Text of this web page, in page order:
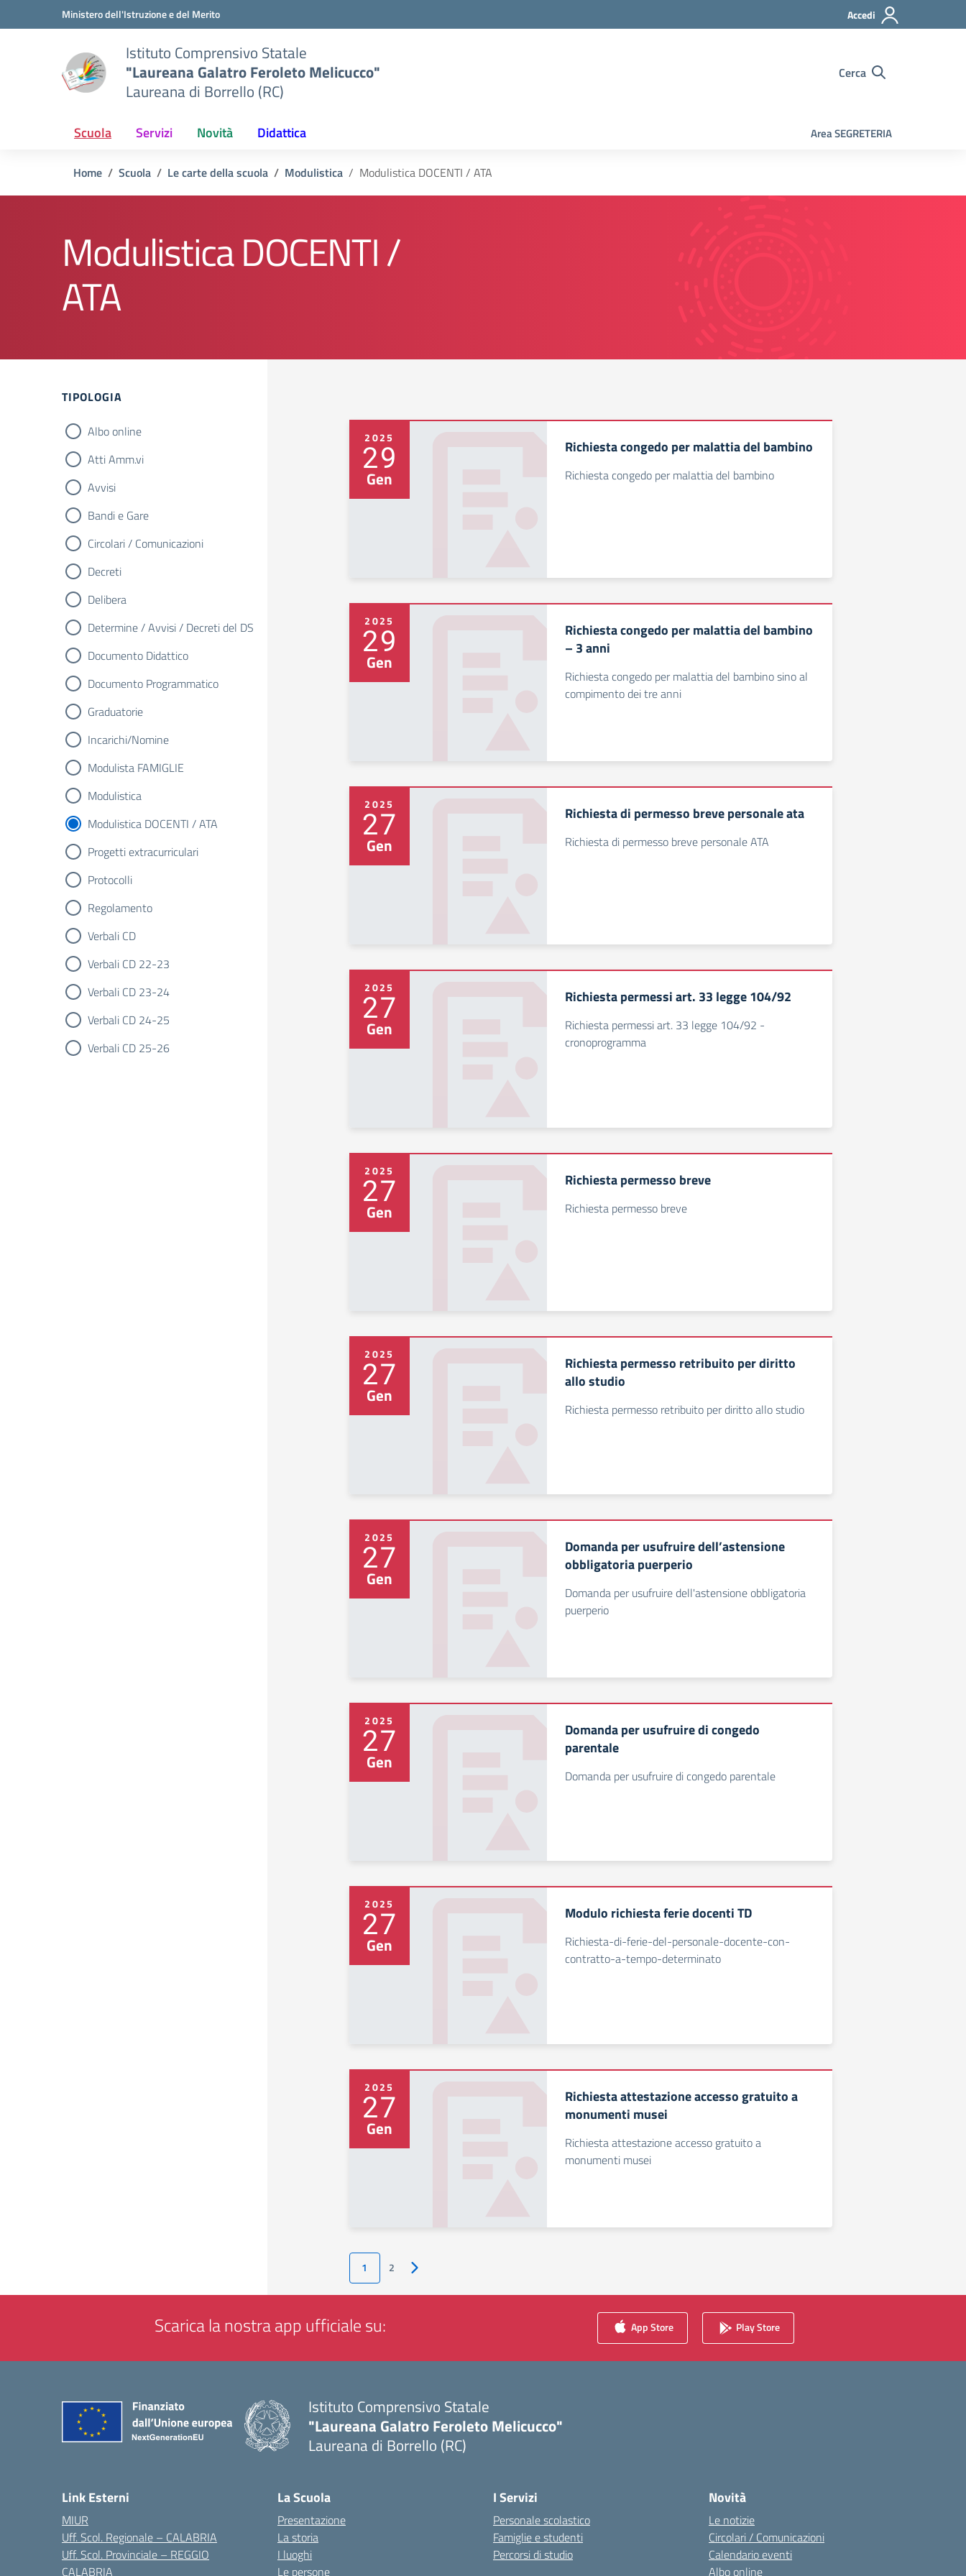
Vai ai contenuti
Vai al menu di navigazioneMinistero dell'Istruzione e del Merito Accedi
Istituto Comprensivo Statale
"Laureana Galatro Feroleto Melicucco"
Laureana di Borrello (RC)
Cerca
Scuola Servizi Novità Didattica Area SEGRETERIA
Home Scuola Le carte della scuola Modulistica Modulistica DOCENTI / ATA
Modulistica DOCENTI /
ATA
Filtri
TIPOLOGIA
Albo online
Atti Amm.vi
Avvisi
Bandi e Gare
Circolari / Comunicazioni
Decreti
Delibera
Determine / Avvisi / Decreti del DS
Documento Didattico
Documento Programmatico
Graduatorie
Incarichi/Nomine
Modulista FAMIGLIE
Modulistica
Modulistica DOCENTI / ATA
Progetti extracurriculari
Protocolli
Regolamento
Verbali CD
Verbali CD 22-23
Verbali CD 23-24
Verbali CD 24-25
Verbali CD 25-26
2025
29
Gen
Richiesta congedo per malattia del bambino
Richiesta congedo per malattia del bambino
2025
29
Gen
Richiesta congedo per malattia del bambino
– 3 anni
Richiesta congedo per malattia del bambino sino al
compimento dei tre anni
2025
27
Gen
Richiesta di permesso breve personale ata
Richiesta di permesso breve personale ATA
2025
27
Gen
Richiesta permessi art. 33 legge 104/92
Richiesta permessi art. 33 legge 104/92 -
cronoprogramma
2025
27
Gen
Richiesta permesso breve
Richiesta permesso breve
2025
27
Gen
Richiesta permesso retribuito per diritto
allo studio
Richiesta permesso retribuito per diritto allo studio
2025
27
Gen
Domanda per usufruire dell’astensione
obbligatoria puerperio
Domanda per usufruire dell'astensione obbligatoria
puerperio
2025
27
Gen
Domanda per usufruire di congedo
parentale
Domanda per usufruire di congedo parentale
2025
27
Gen
Modulo richiesta ferie docenti TD
Richiesta-di-ferie-del-personale-docente-con-
contratto-a-tempo-determinato
2025
27
Gen
Richiesta attestazione accesso gratuito a
monumenti musei
Richiesta attestazione accesso gratuito a
monumenti musei
1 2 Pagina successiva
Scarica la nostra app ufficiale su: App Store Play Store
Istituto Comprensivo Statale
"Laureana Galatro Feroleto Melicucco"
Laureana di Borrello (RC)
Link Esterni
MIUR
Uff. Scol. Regionale – CALABRIA
Uff. Scol. Provinciale – REGGIO
CALABRIA
La Scuola
Presentazione
La storia
I luoghi
Le persone
I Servizi
Personale scolastico
Famiglie e studenti
Percorsi di studio
Novità
Le notizie
Circolari / Comunicazioni
Calendario eventi
Albo online